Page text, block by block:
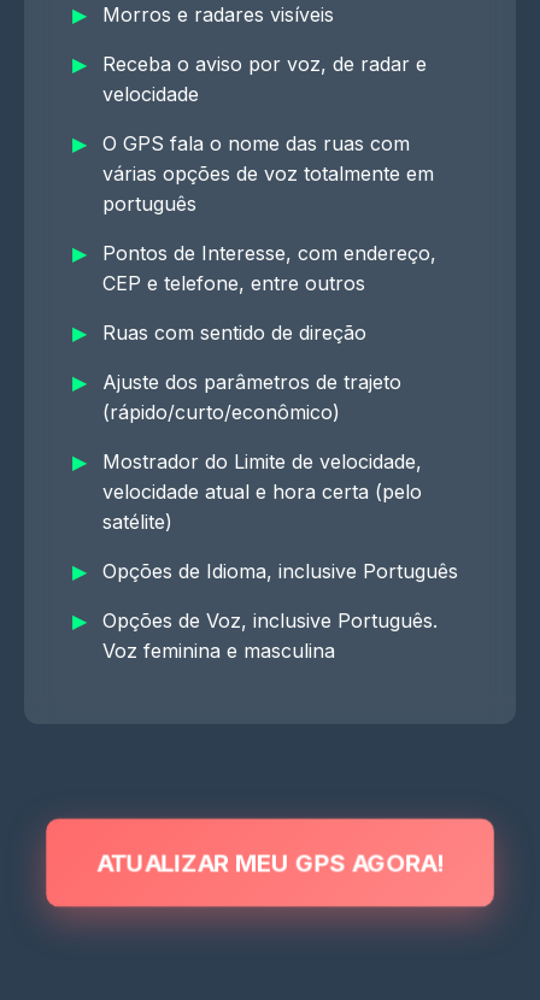
Morros e radares visíveis
Receba o aviso por voz, de radar e
velocidade
O GPS fala o nome das ruas com
várias opções de voz totalmente em
português
Pontos de Interesse, com endereço,
CEP e telefone, entre outros
Ruas com sentido de direção
Ajuste dos parâmetros de trajeto
(rápido/curto/econômico)
Mostrador do Limite de velocidade,
velocidade atual e hora certa (pelo
satélite)
Opções de Idioma, inclusive Português
Opções de Voz, inclusive Português.
Voz feminina e masculina
ATUALIZAR MEU GPS AGORA!